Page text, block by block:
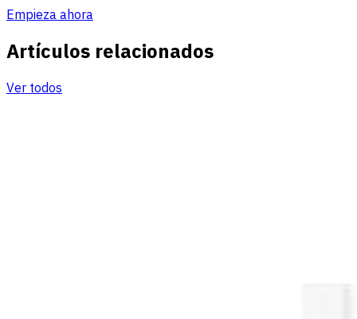
Empieza ahora
Artículos relacionados
Ver todos